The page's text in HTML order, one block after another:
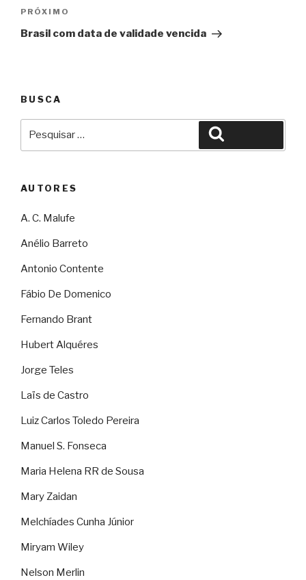
Próximo
PRÓXIMO
Brasil com data de validade vencida
BUSCA
AUTORES
A. C. Malufe
Anélio Barreto
Antonio Contente
Fábio De Domenico
Fernando Brant
Hubert Alquéres
Jorge Teles
Laïs de Castro
Luiz Carlos Toledo Pereira
Manuel S. Fonseca
Maria Helena RR de Sousa
Mary Zaidan
Melchíades Cunha Júnior
Miryam Wiley
Nelson Merlin